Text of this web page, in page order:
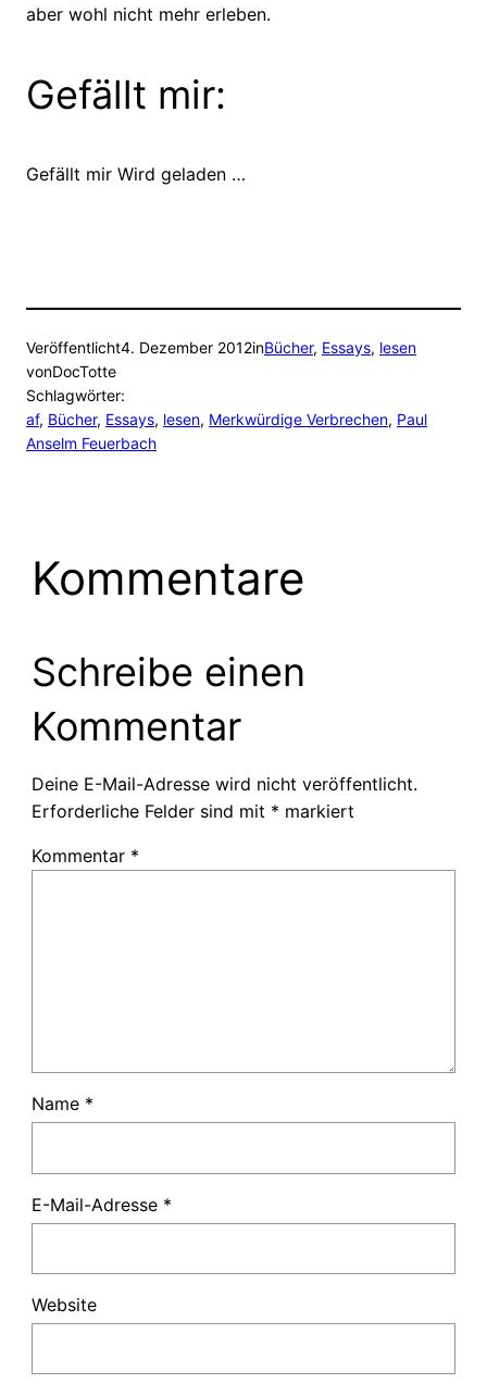
aber wohl nicht mehr erleben.
Gefällt mir:
Gefällt mir Wird geladen …
Veröffentlicht4. Dezember 2012inBücher, Essays, lesen
vonDocTotte
Schlagwörter:
af, Bücher, Essays, lesen, Merkwürdige Verbrechen, Paul
Anselm Feuerbach
Kommentare
Schreibe einen
Kommentar
Deine E-Mail-Adresse wird nicht veröffentlicht.
Erforderliche Felder sind mit * markiert
Kommentar *
Name *
E-Mail-Adresse *
Website